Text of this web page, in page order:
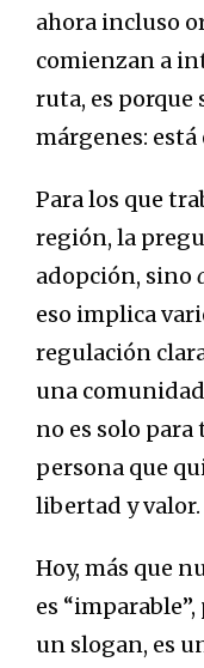
ahora incluso
comienzan a
ruta, es porque
márgenes: está
Para los que
región, la
adopción, sino
eso implica
regulación
una
no es solo
persona que
libertad y valor.
Hoy, más que
es
un slogan, es